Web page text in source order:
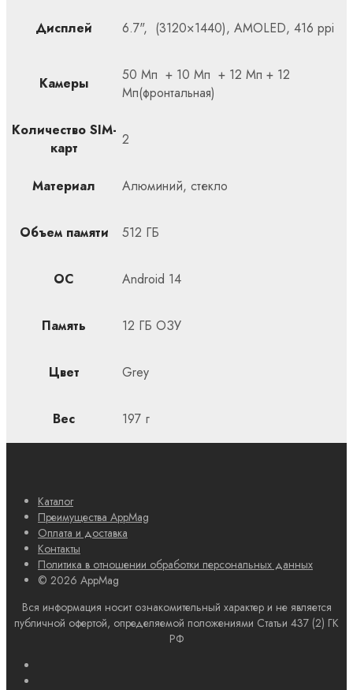
Дисплей 6.7", (3120×1440), AMOLED, 416 ppi
Камеры
50 Мп + 10 Мп + 12 Мп + 12
Мп(фронтальная)
Количество SIM-
карт
2
Материал Алюминий, стекло
Объем памяти 512 ГБ
ОС Android 14
Память 12 ГБ ОЗУ
Цвет Grey
Вес 197 г
Каталог
Преимущества AppMag
Оплата и доставка
Контакты
Политика в отношении обработки персональных данных
© 2026 AppMag
Вся информация носит ознакомительный характер и не является
публичной офертой, определяемой положениями Статьи 437 (2) ГК
РФ